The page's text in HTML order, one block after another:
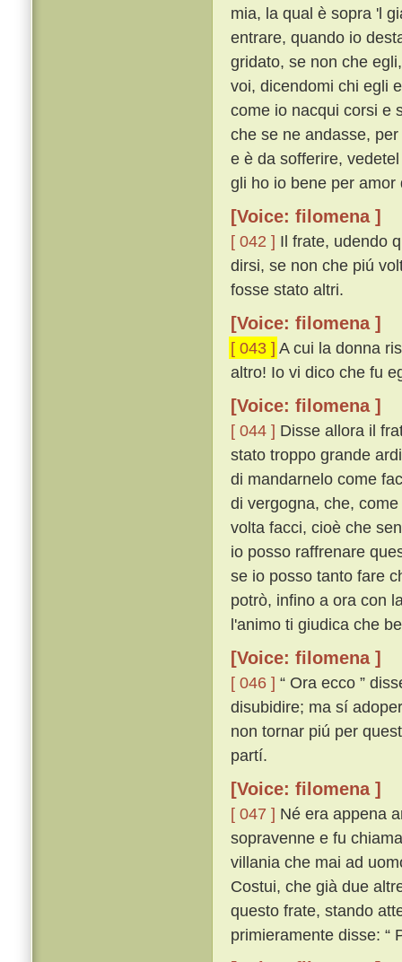
mia, la qual è sopra 'l
entrare, quando io
gridato, se non che
voi, dicendomi chi egli
come io nacqui corsi e
che se ne andasse,
e è da sofferire,
gli ho io bene per amor
[Voice: filomena ]
[ 042 ] Il frate, udendo
dirsi, se non che piú
fosse stato altri.
[Voice: filomena ]
[ 043 ] A cui la donna
altro! Io vi dico che fu
[Voice: filomena ]
[ 044 ] Disse allora il
stato troppo grande
di mandarnelo come
di vergogna, che,
volta facci, cioè che
io posso raffrenare
se io posso tanto fare
potrò, infino a ora con
l'animo ti giudica che
[Voice: filomena ]
[ 046 ] “ Ora ecco ”
disubidire; ma sí
non tornar piú per
partí.
[Voice: filomena ]
[ 047 ] Né era appena
sopravenne e fu
villania che mai ad
Costui, che già due
questo frate, stando
primieramente disse: “